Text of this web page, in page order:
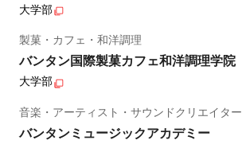
大学部
製菓・カフェ・和洋調理
バンタン国際製菓カフェ和洋調理学院
大学部
音楽・アーティスト・サウンドクリエイター
バンタンミュージックアカデミー